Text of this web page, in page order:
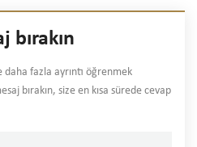
bırakın
fazla ayrıntı öğrenmek
bırakın, size en kısa sürede cevap